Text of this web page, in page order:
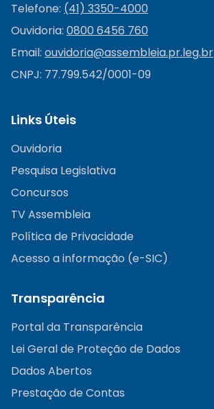
Telefone: (41) 3350-4000
Ouvidoria: 0800 6456 760
Email: ouvidoria@assembleia.pr.leg.br
CNPJ: 77.799.542/0001-09
Links Úteis
Ouvidoria
Pesquisa Legislativa
Concursos
TV Assembleia
Política de Privacidade
Acesso a informação (e-SIC)
Transparência
Portal da Transparência
Lei Geral de Proteção de Dados
Dados Abertos
Prestação de Contas